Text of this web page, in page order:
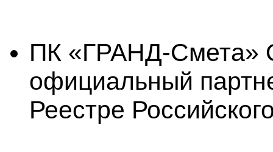
ПК «ГРАНД-
официальный
Реестре